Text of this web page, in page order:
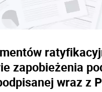
zapobieżenia
wraz z